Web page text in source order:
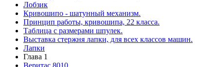
Лобзик
Кривошипо - шатунный механизм.
Принцип работы, кривошипа, 22 класса.
Таблица с размерами шпулек.
Выставка стержня лапки, для всех классов машин.
Лапки
Глава 1
Веритас 8010